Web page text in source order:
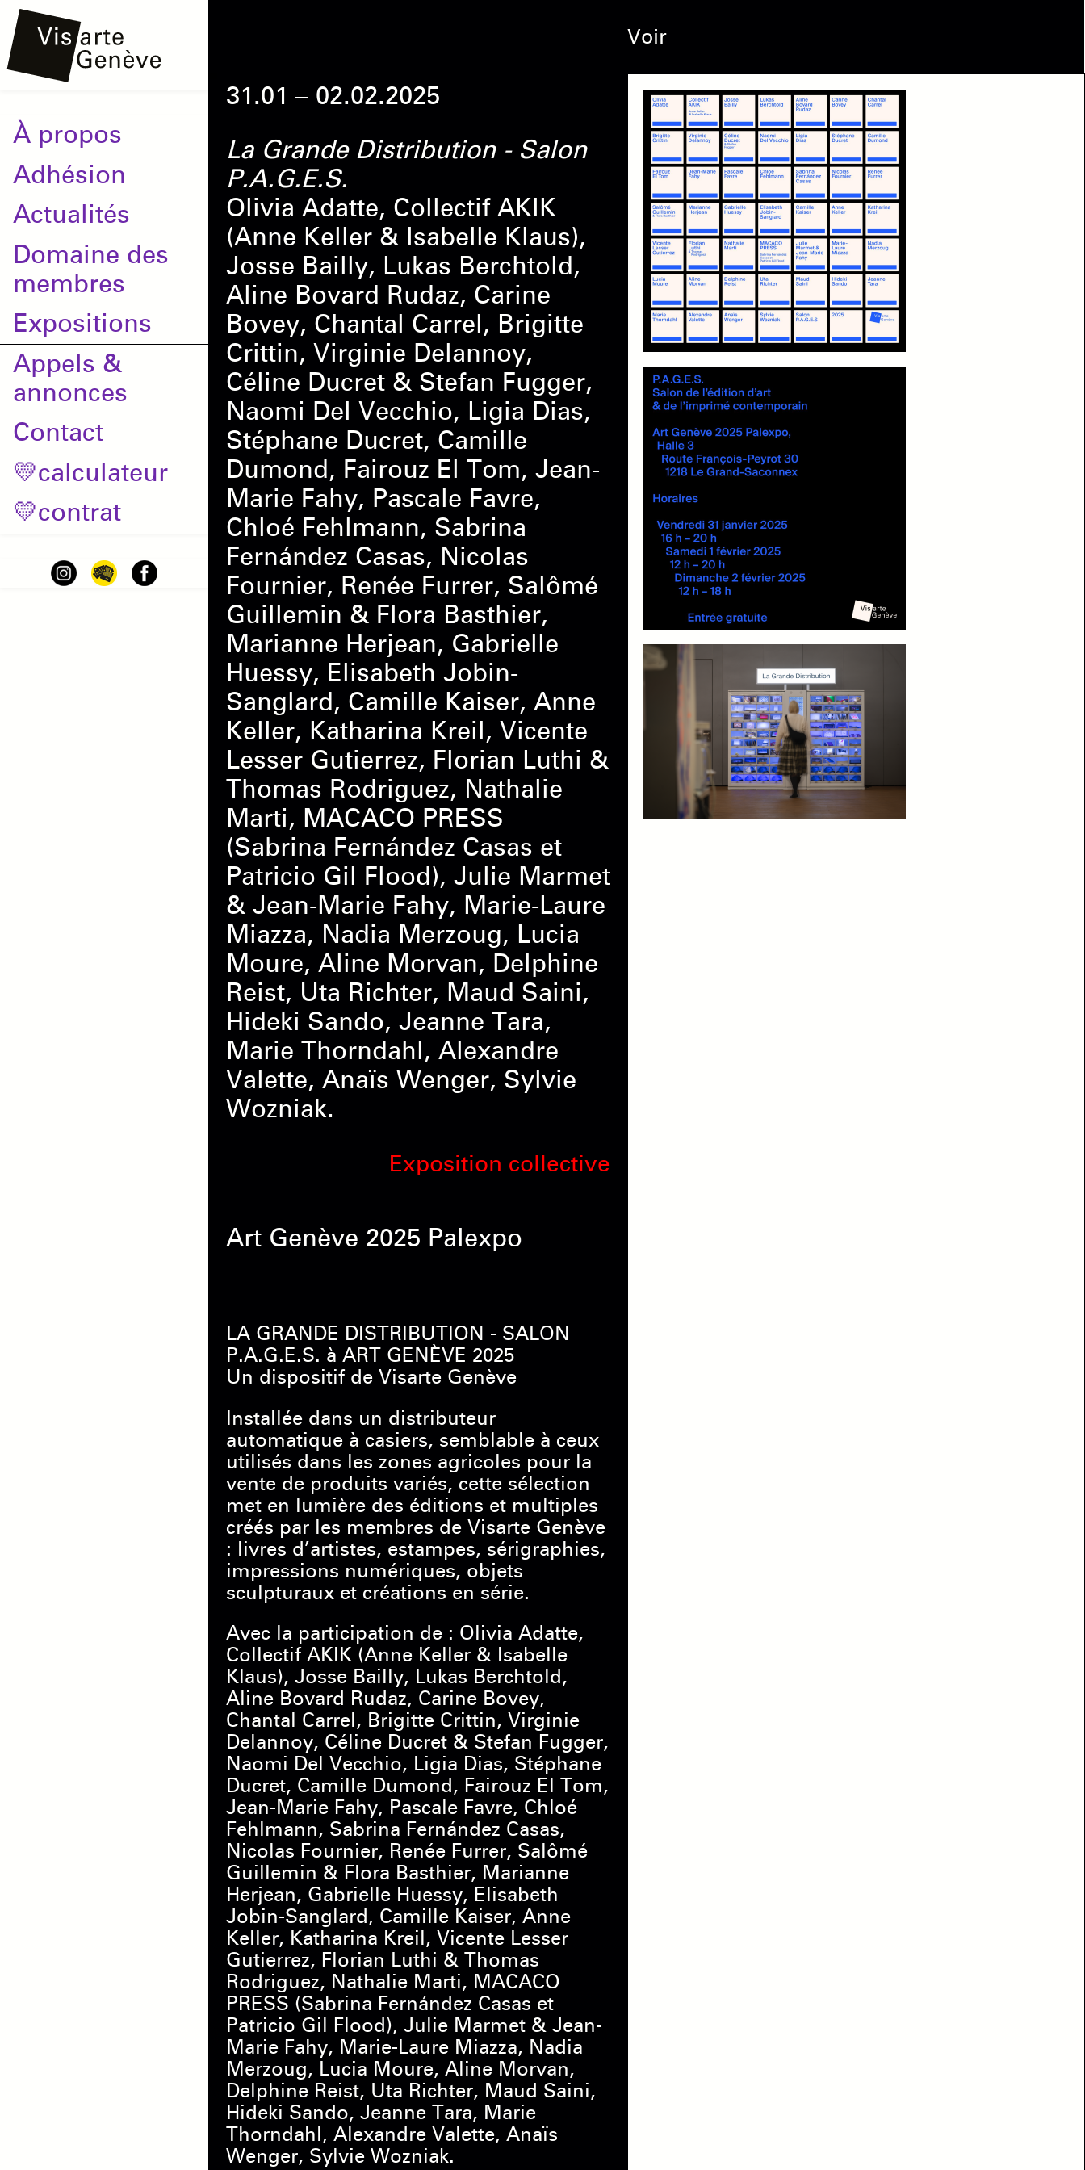
Aller
au
contenu
Main
navigation
À propos
Adhésion
Actualités
Domaine des
membres
Expositions
Appels &
annonces
Contact
💛calculateur
💛contrat
Voir
31.01 – 02.02.2025
La Grande Distribution - Salon
P.A.G.E.S.
Olivia Adatte, Collectif AKIK
(Anne Keller & Isabelle Klaus),
Josse Bailly, Lukas Berchtold,
Aline Bovard Rudaz, Carine
Bovey, Chantal Carrel, Brigitte
Crittin, Virginie Delannoy,
Céline Ducret & Stefan Fugger,
Naomi Del Vecchio, Ligia Dias,
Stéphane Ducret, Camille
Dumond, Fairouz El Tom, Jean-
Marie Fahy, Pascale Favre,
Chloé Fehlmann, Sabrina
Fernández Casas, Nicolas
Fournier, Renée Furrer, Salômé
Guillemin & Flora Basthier,
Marianne Herjean, Gabrielle
Huessy, Elisabeth Jobin-
Sanglard, Camille Kaiser, Anne
Keller, Katharina Kreil, Vicente
Lesser Gutierrez, Florian Luthi &
Thomas Rodriguez, Nathalie
Marti, MACACO PRESS
(Sabrina Fernández Casas et
Patricio Gil Flood), Julie Marmet
& Jean-Marie Fahy, Marie-Laure
Miazza, Nadia Merzoug, Lucia
Moure, Aline Morvan, Delphine
Reist, Uta Richter, Maud Saini,
Hideki Sando, Jeanne Tara,
Marie Thorndahl, Alexandre
Valette, Anaïs Wenger, Sylvie
Wozniak.
Exposition collective
Art Genève 2025 Palexpo
LA GRANDE DISTRIBUTION - SALON
P.A.G.E.S. à ART GENÈVE 2025
Un dispositif de Visarte Genève
Installée dans un distributeur
automatique à casiers, semblable à ceux
utilisés dans les zones agricoles pour la
vente de produits variés, cette sélection
met en lumière des éditions et multiples
créés par les membres de Visarte Genève
: livres d’artistes, estampes, sérigraphies,
impressions numériques, objets
sculpturaux et créations en série.
Avec la participation de : Olivia Adatte,
Collectif AKIK (Anne Keller & Isabelle
Klaus), Josse Bailly, Lukas Berchtold,
Aline Bovard Rudaz, Carine Bovey,
Chantal Carrel, Brigitte Crittin, Virginie
Delannoy, Céline Ducret & Stefan Fugger,
Naomi Del Vecchio, Ligia Dias, Stéphane
Ducret, Camille Dumond, Fairouz El Tom,
Jean-Marie Fahy, Pascale Favre, Chloé
Fehlmann, Sabrina Fernández Casas,
Nicolas Fournier, Renée Furrer, Salômé
Guillemin & Flora Basthier, Marianne
Herjean, Gabrielle Huessy, Elisabeth
Jobin-Sanglard, Camille Kaiser, Anne
Keller, Katharina Kreil, Vicente Lesser
Gutierrez, Florian Luthi & Thomas
Rodriguez, Nathalie Marti, MACACO
PRESS (Sabrina Fernández Casas et
Patricio Gil Flood), Julie Marmet & Jean-
Marie Fahy, Marie-Laure Miazza, Nadia
Merzoug, Lucia Moure, Aline Morvan,
Delphine Reist, Uta Richter, Maud Saini,
Hideki Sando, Jeanne Tara, Marie
Thorndahl, Alexandre Valette, Anaïs
Wenger, Sylvie Wozniak.